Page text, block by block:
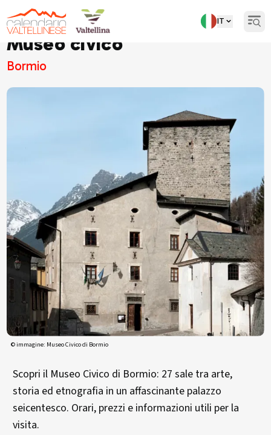
IT
Museo civico
Bormio
© immagine: Museo Civico di Bormio
Scopri il Museo Civico di Bormio: 27 sale tra arte,
storia ed etnografia in un affascinante palazzo
seicentesco. Orari, prezzi e informazioni utili per la
visita.